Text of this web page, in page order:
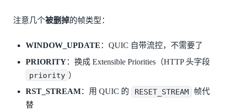
注意几个被删掉的帧类型：
WINDOW_UPDATE ：QUIC 自带流控，不需要了
PRIORITY：换成 Extensible Priorities（HTTP 头字段
priority ）
RST_STREAM：用 QUIC 的 RESET_STREAM
帧代
替